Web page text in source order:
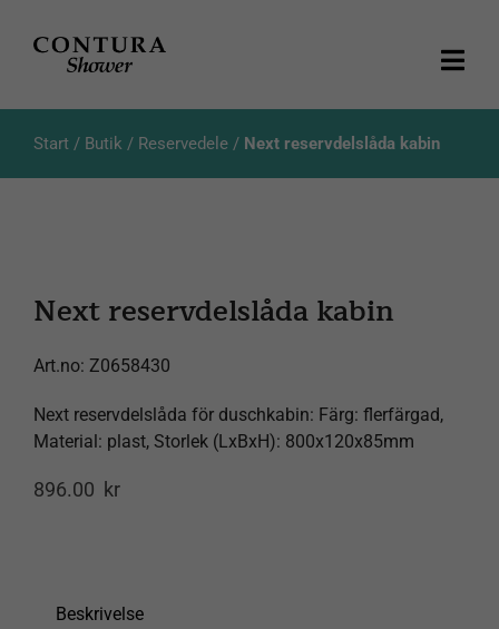
Kundeservice
Products
Start/ Butik / Reservedele/ Next reservdelslåda kabin
Next reservdelslåda kabin
Art.no: Z0658430
Next reservdelslåda för duschkabin: Färg: flerfärgad,
Material: plast, Storlek (LxBxH): 800x120x85mm
896.00 kr
Beskrivelse